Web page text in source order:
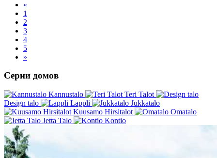
«
1
2
3
4
5
»
Серии домов
Kannustalo
Teri Talot
Design talo
Lappli
Jukkatalo
Kuusamo Hirsitalot
Omatalo
Jetta Talo
Kontio